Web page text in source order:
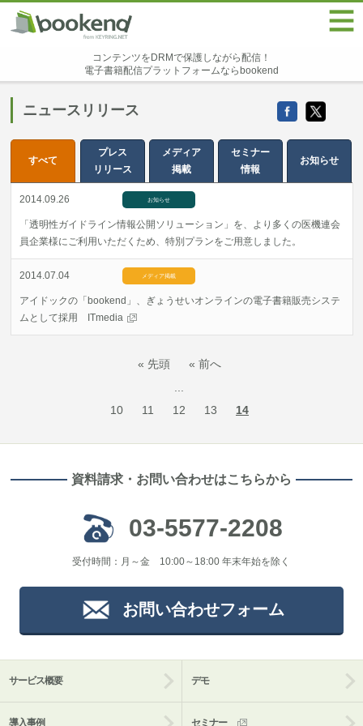
コンテンツをDRMで保護しながら配信！
電子書籍配信プラットフォームならbookend
ニュースリリース
すべて
プレス
リリース
メディア
掲載
セミナー
情報
お知らせ
2014.09.26 お知らせ
「透明性ガイドライン情報公開ソリューション」を、より多くの医機連会
員企業様にご利用いただくため、特別プランをご用意しました。
2014.07.04 メディア掲載
アイドックの「bookend」、ぎょうせいオンラインの電子書籍販売システ
ムとして採用 ITmedia
« 先頭
« 前へ
10
11 12 13 14
資料請求・お問い合わせはこちらから
03-5577-2208
受付時間：月～金 10:00～18:00 年末年始を除く
お問い合わせフォーム
サービス概要 デモ
導入事例 セミナー